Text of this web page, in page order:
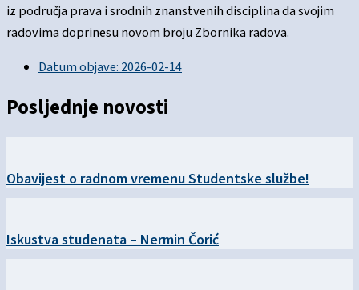
iz područja prava i srodnih znanstvenih disciplina da svojim
radovima doprinesu novom broju Zbornika radova.
Datum objave:2026-02-14
Posljednje novosti
Obavijest o radnom vremenu Studentske službe!
Iskustva studenata – Nermin Čorić